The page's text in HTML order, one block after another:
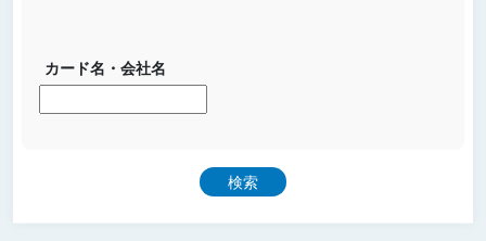
カード名・会社名